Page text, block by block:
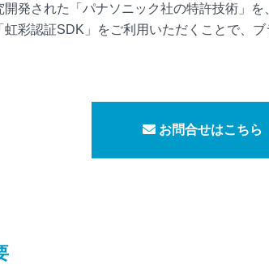
発された「パナソニック社の特許技術」
彩認証SDK」をご利用いただくことで、
お問合せはこちら